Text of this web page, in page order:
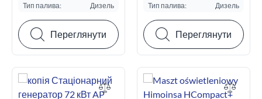
Тип палива:
Дизель
Переглянути
Тип палива:
Дизель
Переглянути